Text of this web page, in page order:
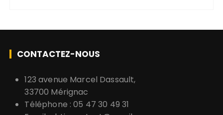
CONTACTEZ-NOUS
123 avenue Marcel Dassault,
33700 Mérignac
Téléphone : 05 47 30 49 31